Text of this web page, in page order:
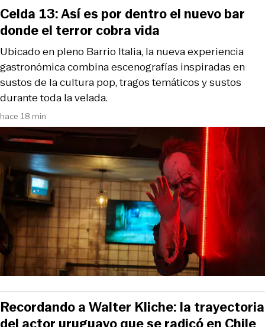
hace 18 min
Ubicado en pleno Barrio Italia, la nueva experiencia
gastronómica combina escenografías inspiradas en
sustos de la cultura pop, tragos temáticos y sustos
durante toda la velada.
Celda 13: Así es por dentro el nuevo bar
donde el terror cobra vida
Recordando a Walter Kliche: la trayectoria